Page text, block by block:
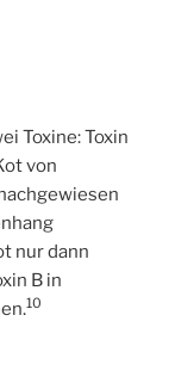
Toxine: Toxin
von
nur dann
B in
10